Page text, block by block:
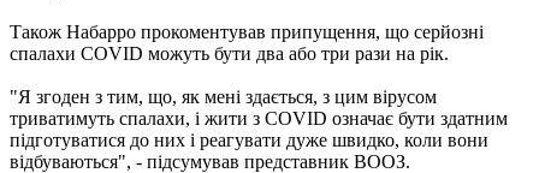
Також Набарро прокоментував припущення, що серйозні
спалахи COVID можуть бути два або три рази на рік.
"Я згоден з тим, що, як мені здається, з цим вірусом
триватимуть спалахи, і жити з COVID означає бути здатним
підготуватися до них і реагувати дуже швидко, коли вони
відбуваються", - підсумував представник ВООЗ.